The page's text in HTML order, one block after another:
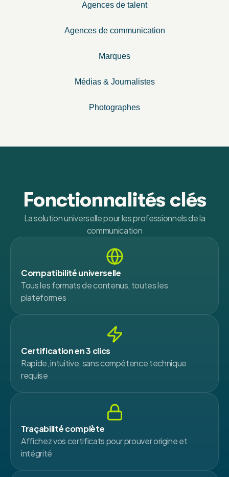
Agences de talent
Agences de communication
Marques
Médias & Journalistes
Photographes
Fonctionnalités clés
La solution universelle pour les professionnels de la
communication
Compatibilité universelle
Tous les formats de contenus, toutes les
plateformes
Certification en 3 clics
Rapide, intuitive, sans compétence technique
requise
Traçabilité complète
Affichez vos certificats pour prouver origine et
intégrité